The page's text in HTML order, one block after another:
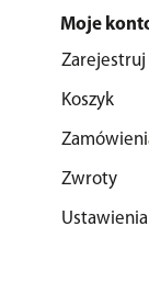
Moje
Zarejestruj
Koszyk
Zwroty